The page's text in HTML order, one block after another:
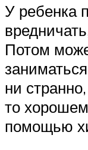
У ребенка
Потом
ни
то
помощью